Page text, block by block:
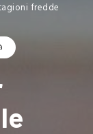
fredde